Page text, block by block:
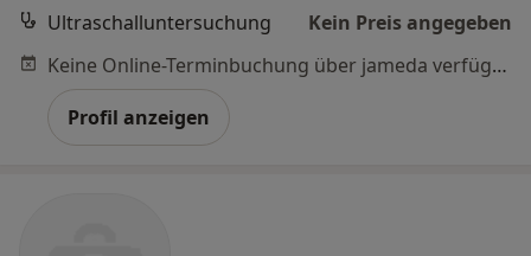
Ultraschalluntersuchung
Kein Preis angegeben
Keine Online-Terminbuchung über jameda verfügbar
Profil anzeigen